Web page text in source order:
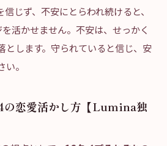
じず、不安にとらわれ続けると、
活かせません。不安は、せっかく
とします。守られていると信じ、安
。
の恋愛活かし方【Lumina独